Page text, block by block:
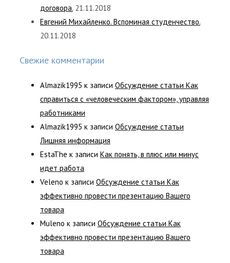
договора. 21.11.2018
Евгений Михайленко. Вспоминая студенчество.
20.11.2018
Свежие комментарии
Almazik1995 к записи Обсуждение статьи Как
справиться с «человеческим фактором», управляя
работниками
Almazik1995 к записи Обсуждение статьи
Лишняя информация
EstaThe к записи Как понять, в плюс или минус
идет работа
Veleno к записи Обсуждение статьи Как
эффективно провести презентацию Вашего
товара
Muleno к записи Обсуждение статьи Как
эффективно провести презентацию Вашего
товара